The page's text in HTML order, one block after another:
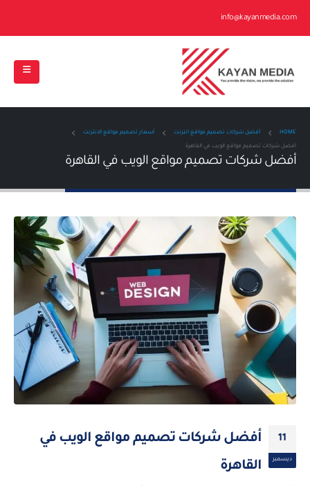
info@kayanmedia.com
HOME أفضل شركات تصميم مواقع انترنت أسعار تصميم مواقع الانترنت
أفضل شركات تصميم مواقع الويب في القاهرة
أفضل شركات تصميم مواقع الويب في القاهرة
11
ديسمبر
أفضل شركات تصميم مواقع الويب في
القاهرة